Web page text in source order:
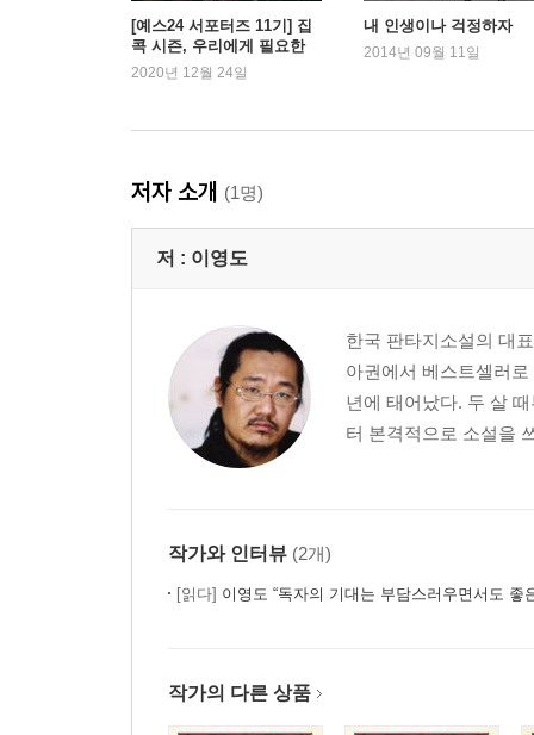
[예스24 서포터즈 11기] 집
콕 시즌, 우리에게 필요한
‘판타지’ 시리즈
2020년 12월 24일
내 인생이나 걱정하자
2014년 09월 11일
저자 소개 (1명)
저 : 이영도
한국 판타지소설의 대
아권에서 베스트셀러
년에 태어났다. 두 살
터 본격적으로 소설을
작가와 인터뷰 (2개)
[읽다] 이영도 “독자의 기대는 부담스러우면서도 좋
작가의 다른 상품